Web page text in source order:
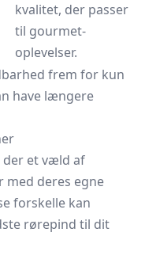
kvalitet, der passer
til gourmet-
oplevelser.
frem for kun
have længere
der et væld af
med deres egne
forskelle kan
rørepind til dit